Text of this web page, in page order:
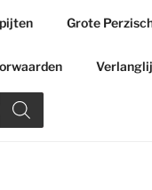
Grote